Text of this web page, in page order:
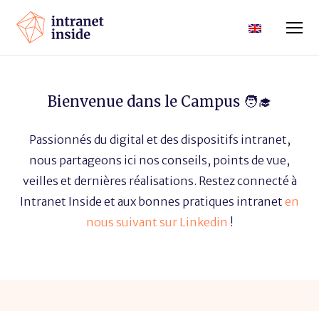
Bienvenue dans le Campus 🧑‍🎓
Passionnés du digital et des dispositifs intranet,
nous partageons ici nos conseils, points de vue,
veilles et dernières réalisations. Restez connecté à
Intranet Inside et aux bonnes pratiques intranet en
nous suivant sur Linkedin !